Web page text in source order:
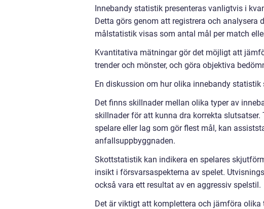
Innebandy statistik presenteras vanligtvis i
Detta görs genom att registrera och
målstatistik visas som antal mål per match
Kvantitativa mätningar gör det möjligt att
trender och mönster, och göra objektiva
En diskussion om hur olika innebandy
Det finns skillnader mellan olika typer av
skillnader för att kunna dra korrekta
spelare eller lag som gör flest mål, kan
anfallsuppbyggnaden.
Skottstatistik kan indikera en spelares
insikt i försvarsaspekterna av spelet.
också vara ett resultat av en aggressiv spelstil.
Det är viktigt att komplettera och jämföra